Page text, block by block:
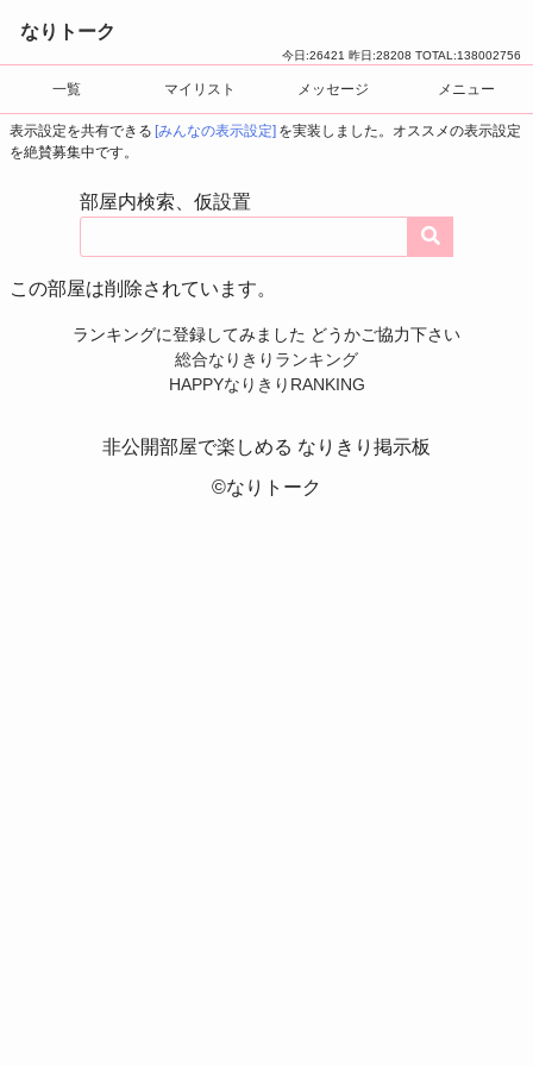
なりトーク
今日:26421 昨日:28208 TOTAL:138002756
一覧 マイリスト メッセージ メニュー
表示設定を共有できる [みんなの表示設定] を実装しました。オススメの表示設定
を絶賛募集中です。
部屋内検索、仮設置
この部屋は削除されています。
ランキングに登録してみました どうかご協力下さい
総合なりきりランキング
HAPPYなりきりRANKING
非公開部屋で楽しめる なりきり掲示板
©なりトーク